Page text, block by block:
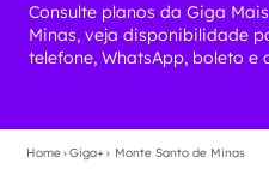
Consulte planos da Giga
Minas, veja disponibilidade
telefone, WhatsApp, boleto e
Home›Giga+› Monte Santo de Minas